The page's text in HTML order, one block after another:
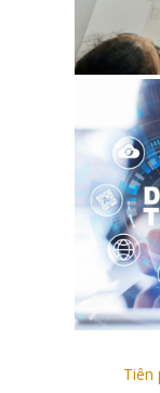
Tiên